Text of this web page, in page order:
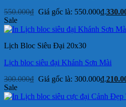
550.000₫ Giá gốc là: 550.000₫.
Sale
Lịch Bloc Siêu Đại 20x30
Lịch bloc siêu đại Khánh Sơn Mài
300.000₫ Giá gốc là: 300.000₫.
Sale